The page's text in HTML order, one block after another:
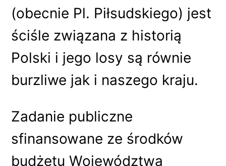
(obecnie Pl. Piłsudskiego) jest
ściśle związana z historią
Polski i jego losy są równie
burzliwe jak i naszego kraju.
Zadanie publiczne
sfinansowane ze środków
budżetu Województwa